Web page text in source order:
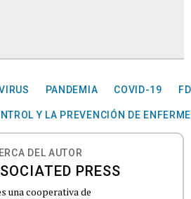
PANDEMIA COVID-19
Y LA PREVENCIÓN DE
DEL AUTOR
PRESS
una cooperativa de